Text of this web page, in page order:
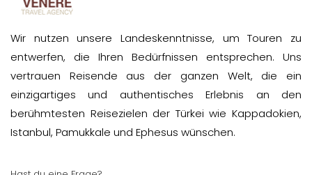
Wir nutzen unsere Landeskenntnisse, um Touren zu
entwerfen, die Ihren Bedürfnissen entsprechen. Uns
vertrauen Reisende aus der ganzen Welt, die ein
einzigartiges und authentisches Erlebnis an den
berühmtesten Reisezielen der Türkei wie Kappadokien,
Istanbul, Pamukkale und Ephesus wünschen.